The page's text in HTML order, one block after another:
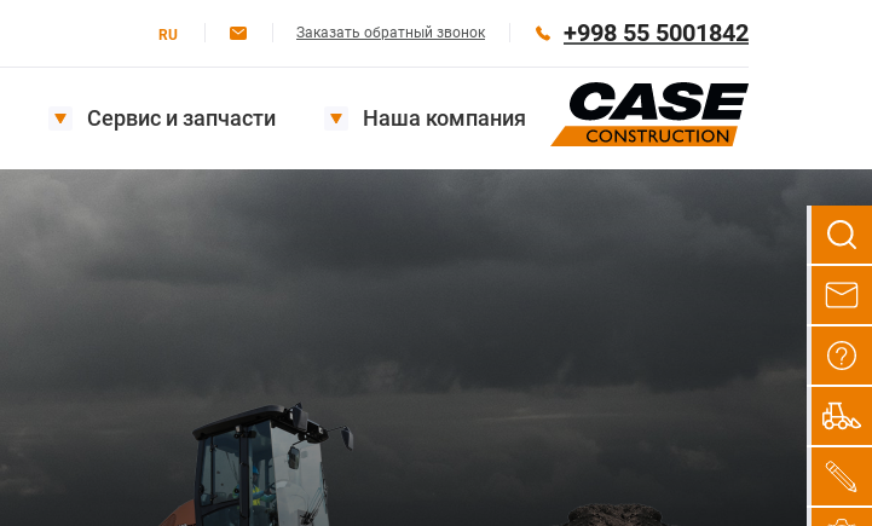
RU Заказать обратный звонок +998 55 5001842
Сервис и запчасти Наша компания